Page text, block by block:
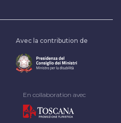
Avec la contribution de
En collaboration avec